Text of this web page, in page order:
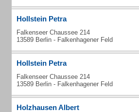
Hollstein Petra
Falkenseer Chaussee 214
13589 Berlin - Falkenhagener Feld
Hollstein Petra
Falkenseer Chaussee 214
13589 Berlin - Falkenhagener Feld
Holzhausen Albert